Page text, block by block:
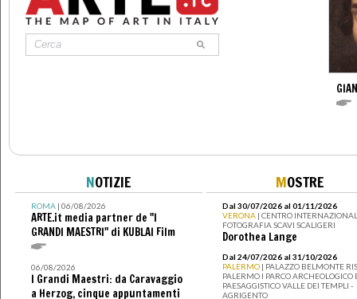
NOTIZIE
ROMA| 06/08/2026
ARTE.it media partner de "I
GRANDI MAESTRI" di KUBLAI Film
06/08/2026
I Grandi Maestri: da Caravaggio
a Herzog, cinque appuntamenti
MOSTRE
Dal 30/07/2026 al 01/11/2026
VERONA | CENTRO
FOTOGRAFIA SCAVI SCALIGERI
Dorothea Lange
Dal 24/07/2026 al 31/10/2026
PALERMO | PALAZZO BELMONTE
PALERMO I PARCO ARCHEOLOGICO
PAESAGGISTICO VALLE DEI TEMPLI -
AGRIGENTO